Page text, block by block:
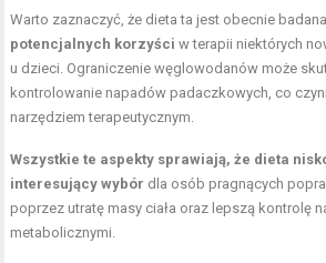
Warto zaznaczyć, że dieta ta jest obecnie
potencjalnych korzyści w terapii niektórych
u dzieci. Ograniczenie węglowodanów może
kontrolowanie napadów padaczkowych, co
narzędziem terapeutycznym.
Wszystkie te aspekty sprawiają, że dieta
interesujący wybór dla osób pragnących
poprzez utratę masy ciała oraz lepszą kontrolę
metabolicznymi.